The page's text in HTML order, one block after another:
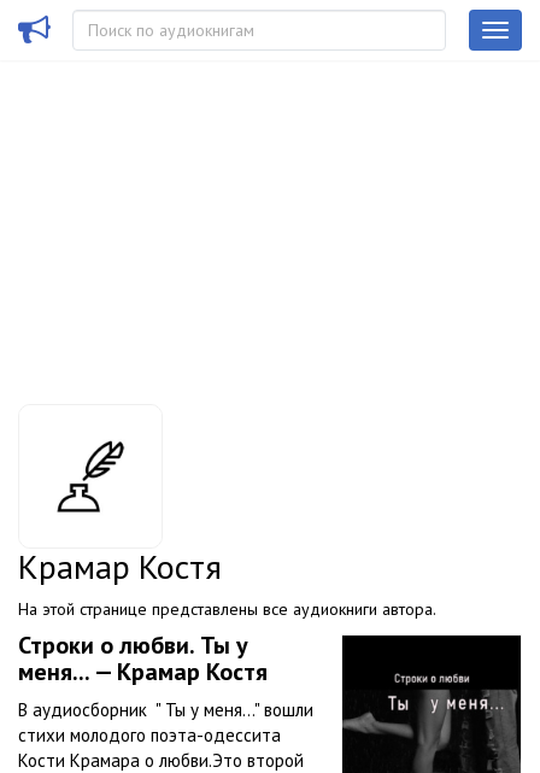
Крамар Костя
На этой странице представлены все аудиокниги автора.
Строки о любви. Ты у
меня... — Крамар Костя
В аудиосборник " Ты у меня..." вошли
стихи молодого поэта-одессита
Кости Крамара о любви.Это второй